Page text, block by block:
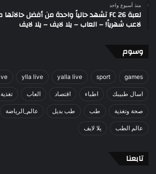
منذ أسبوع واحد
لاعب شهرياً! – العاب – يلا لايف – يلا لايف
وسوم
games
sport
yalla live
ylla live
اسال طبيبك اطباء اقتصاد العاب تغذية
صحة وتغذية طب طب بديل عالم_الرياضة
عالم الطب يلا لايف
تابعنا